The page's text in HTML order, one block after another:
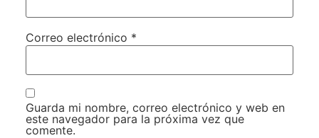
Correo electrónico *
Guarda mi nombre, correo electrónico y web en
este navegador para la próxima vez que
comente.